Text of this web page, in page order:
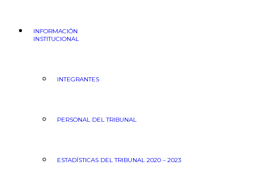
INFORMACIÓN
INSTITUCIONAL
INTEGRANTES
PERSONAL DEL TRIBUNAL
ESTADÍSTICAS DEL TRIBUNAL 2020 – 2023